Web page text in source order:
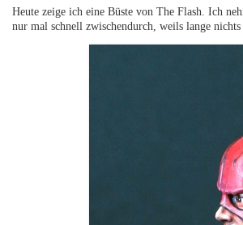
Heute zeige ich eine Büste von The Flash. Ich
nur mal schnell zwischendurch, weils lange